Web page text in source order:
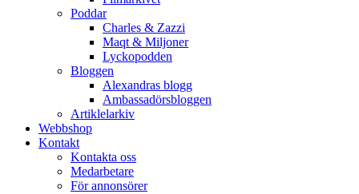
Poddar
Charles & Zazzi
Maqt & Miljoner
Lyckopodden
Bloggen
Alexandras blogg
Ambassadörsbloggen
Artiklelarkiv
Webbshop
Kontakt
Kontakta oss
Medarbetare
För annonsörer